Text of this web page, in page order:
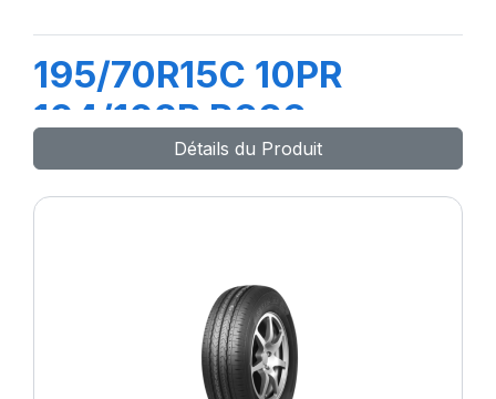
195/70R15C 10PR
104/102R R666
Détails du Produit